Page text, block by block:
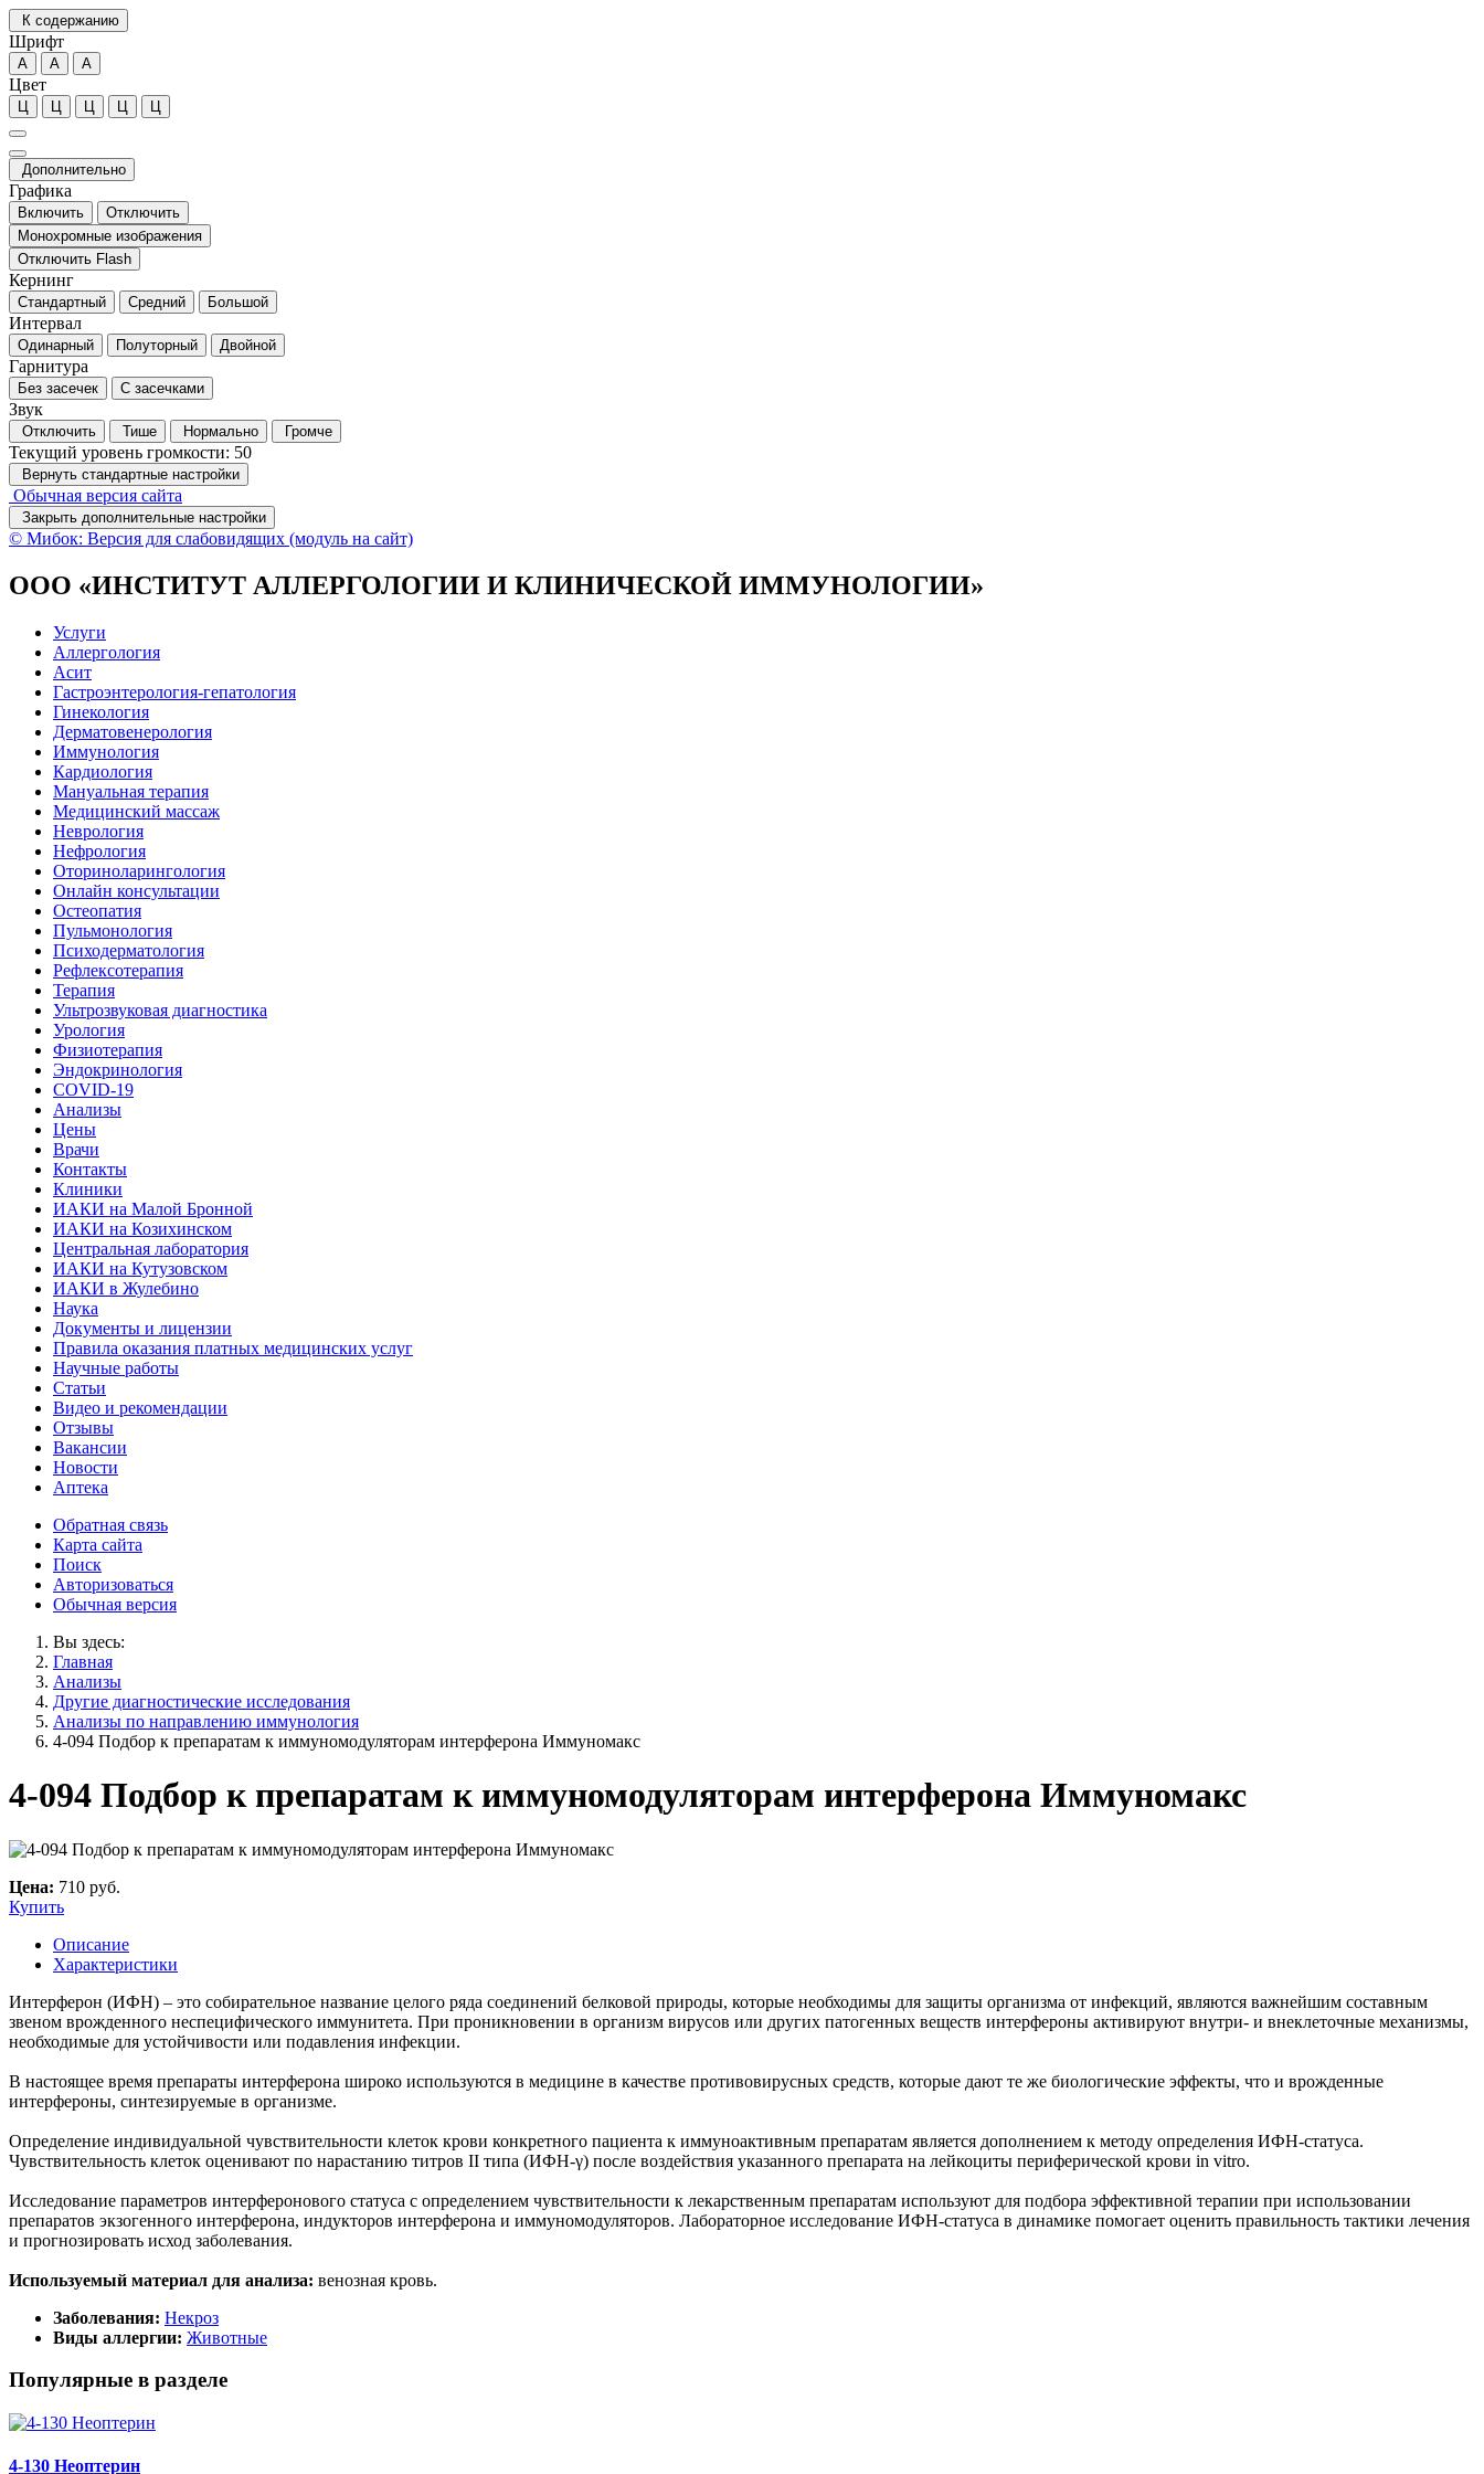
К содержанию
Шрифт
А А А
Цвет
Ц Ц Ц Ц Ц
Дополнительно
Графика
Включить
Отключить
Монохромные изображения
Отключить Flash
Кернинг
Стандартный Средний Большой
Интервал
Одинарный Полуторный Двойной
Гарнитура
Без засечек С засечками
Звук
Отключить Тише Нормально Громче
Текущий уровень громкости: 50
Вернуть стандартные настройки
Обычная версия сайта
Закрыть дополнительные настройки
© Мибок: Версия для слабовидящих (модуль на сайт)
ООО «ИНСТИТУТ АЛЛЕРГОЛОГИИ И КЛИНИЧЕСКОЙ ИММУНОЛОГИИ»
Услуги
Аллергология
Асит
Гастроэнтерология-гепатология
Гинекология
Дерматовенерология
Иммунология
Кардиология
Мануальная терапия
Медицинский массаж
Неврология
Нефрология
Оториноларингология
Онлайн консультации
Остеопатия
Пульмонология
Психодерматология
Рефлексотерапия
Терапия
Ультрозвуковая диагностика
Урология
Физиотерапия
Эндокринология
COVID-19
Анализы
Цены
Врачи
Контакты
Клиники
ИАКИ на Малой Бронной
ИАКИ на Козихинском
Центральная лаборатория
ИАКИ на Кутузовском
ИАКИ в Жулебино
Наука
Документы и лицензии
Правила оказания платных медицинских услуг
Научные работы
Статьи
Видео и рекомендации
Отзывы
Вакансии
Новости
Аптека
Обратная связь
Карта сайта
Поиск
Авторизоваться
Обычная версия
Вы здесь:
Главная
Анализы
Другие диагностические исследования
Анализы по направлению иммунология
4-094 Подбор к препаратам к иммуномодуляторам интерферона Иммуномакс
4-094 Подбор к препаратам к иммуномодуляторам интерферона Иммуномакс
Цена: 710 руб.
Купить
Описание
Характеристики
Интерферон (ИФН) – это собирательное название целого ряда соединений белковой природы, которые необходимы для защиты организма от инфекций, являются важнейшим составным
звеном врожденного неспецифического иммунитета. При проникновении в организм вирусов или других патогенных веществ интерфероны активируют внутри- и внеклеточные механизмы,
необходимые для устойчивости или подавления инфекции.
В настоящее время препараты интерферона широко используются в медицине в качестве противовирусных средств, которые дают те же биологические эффекты, что и врожденные
интерфероны, синтезируемые в организме.
Определение индивидуальной чувствительности клеток крови конкретного пациента к иммуноактивным препаратам является дополнением к методу определения ИФН-статуса.
Чувствительность клеток оценивают по нарастанию титров II типа (ИФН-γ) после воздействия указанного препарата на лейкоциты периферической крови in vitro.
Исследование параметров интерферонового статуса с определением чувствительности к лекарственным препаратам используют для подбора эффективной терапии при использовании
препаратов экзогенного интерферона, индукторов интерферона и иммуномодуляторов. Лабораторное исследование ИФН-статуса в динамике помогает оценить правильность тактики лечения
и прогнозировать исход заболевания.
Используемый материал для анализа: венозная кровь.
Заболевания: Некроз
Виды аллергии: Животные
Популярные в разделе
4-130 Неоптерин